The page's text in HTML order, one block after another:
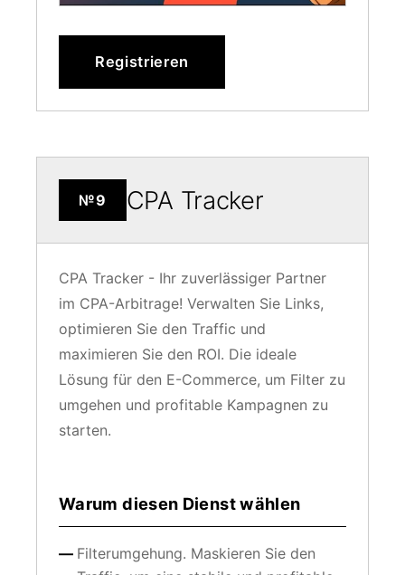
Registrieren
№9 CPA Tracker
CPA Tracker - Ihr zuverlässiger Partner
im CPA-Arbitrage! Verwalten Sie Links,
optimieren Sie den Traffic und
maximieren Sie den ROI. Die ideale
Lösung für den E-Commerce, um Filter zu
umgehen und profitable Kampagnen zu
starten.
Warum diesen Dienst wählen
Filterumgehung. Maskieren Sie den